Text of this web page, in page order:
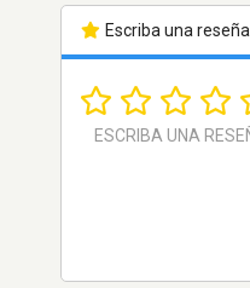
Escriba una reseña